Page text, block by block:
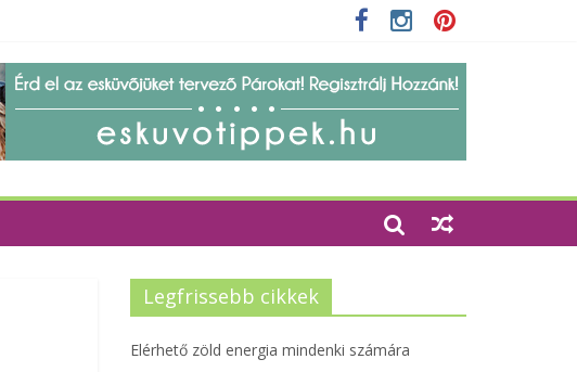
szempontjainak erősítése
Legfrissebb cikkek
Elérhető zöld energia mindenki számára